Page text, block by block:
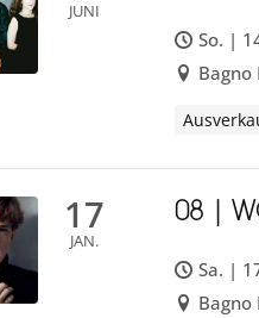
JUNI
So. |
17
JAN.
08 |
Sa. |